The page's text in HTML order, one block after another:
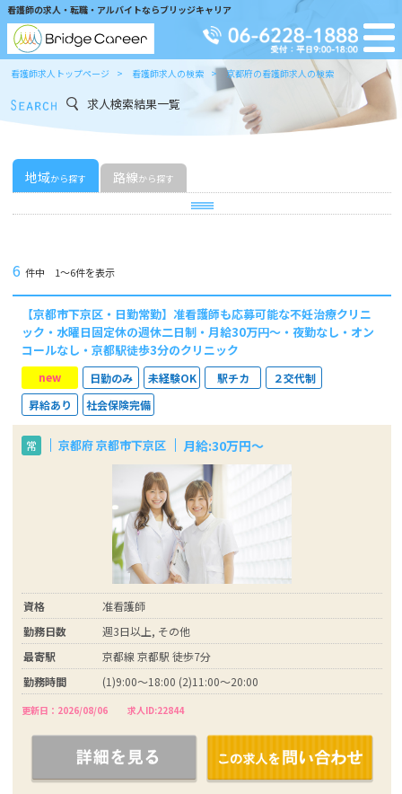
看護師の求人・転職・アルバイトならブリッジキャリア
看護師求人トップページ 看護師求人の検索 京都府の看護師求人の検索
求人検索結果一覧
地域から探す 路線から探す
6 件中 1〜6件を表示
【京都市下京区・日勤常勤】准看護師も応募可能な不妊治療クリニ
ック・水曜日固定休の週休二日制・月給30万円～・夜勤なし・オン
コールなし・京都駅徒歩3分のクリニック
new 日勤のみ 未経験OK 駅チカ
２交代制
昇給あり
社会保険完備
常 京都府 京都市下京区 月給:30万円～
資格
准看護師
勤務日数
週3日以上, その他
最寄駅
京都線 京都駅 徒歩7分
勤務時間
(1)9:00～18:00 (2)11:00～20:00
更新日：2026/08/06 求人ID:22844